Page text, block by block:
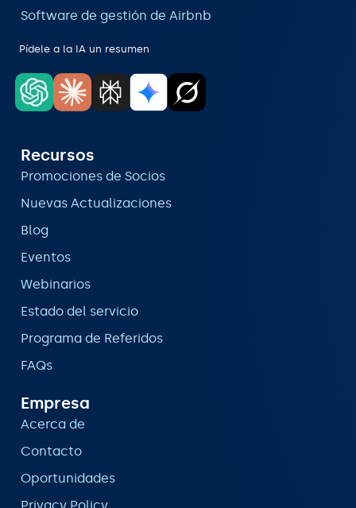
Software de gestión de Airbnb
Pídele a la IA un resumen
Recursos
Promociones de Socios
Nuevas Actualizaciones
Blog
Eventos
Webinarios
Estado del servicio
Programa de Referidos
FAQs
Empresa
Acerca de
Contacto
Oportunidades